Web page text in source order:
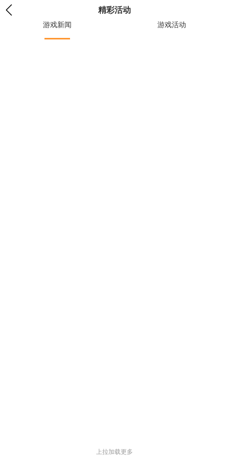
精彩活动
游戏新闻 游戏活动
上拉加载更多